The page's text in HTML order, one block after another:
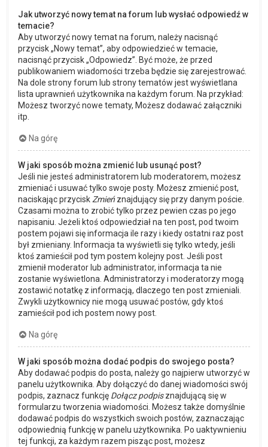
Jak utworzyć nowy temat na forum lub wysłać odpowiedź w
temacie?
Aby utworzyć nowy temat na forum, należy nacisnąć
przycisk „Nowy temat”, aby odpowiedzieć w temacie,
nacisnąć przycisk „Odpowiedz”. Być może, że przed
publikowaniem wiadomości trzeba będzie się zarejestrować.
Na dole strony forum lub strony tematów jest wyświetlana
lista uprawnień użytkownika na każdym forum. Na przykład:
Możesz tworzyć nowe tematy, Możesz dodawać załączniki
itp.
Na górę
W jaki sposób można zmienić lub usunąć post?
Jeśli nie jesteś administratorem lub moderatorem, możesz
zmieniać i usuwać tylko swoje posty. Możesz zmienić post,
naciskając przycisk Zmieńznajdujący się przy danym poście.
Czasami można to zrobić tylko przez pewien czas po jego
napisaniu. Jeżeli ktoś odpowiedział na ten post, pod twoim
postem pojawi się informacja ile razy i kiedy ostatni raz post
był zmieniany. Informacja ta wyświetli się tylko wtedy, jeśli
ktoś zamieścił pod tym postem kolejny post. Jeśli post
zmienił moderator lub administrator, informacja ta nie
zostanie wyświetlona. Administratorzy i moderatorzy mogą
zostawić notatkę z informacją, dlaczego ten post zmieniali.
Zwykli użytkownicy nie mogą usuwać postów, gdy ktoś
zamieścił pod ich postem nowy post.
Na górę
W jaki sposób można dodać podpis do swojego posta?
Aby dodawać podpis do posta, należy go najpierw utworzyć w
panelu użytkownika. Aby dołączyć do danej wiadomości swój
podpis, zaznacz funkcję Dołącz podpisznajdującą się w
formularzu tworzenia wiadomości. Możesz także domyślnie
dodawać podpis do wszystkich swoich postów, zaznaczając
odpowiednią funkcję w panelu użytkownika. Po uaktywnieniu
tej funkcji, za każdym razem pisząc post, możesz